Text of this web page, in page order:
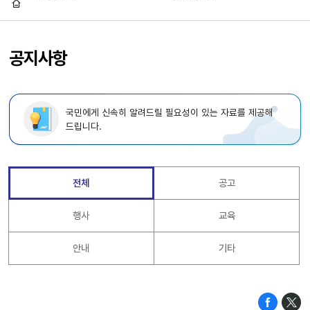
공지사항
국민에게 신속히 알려드릴 필요성이 있는 자료를 제공해
드립니다.
전체 공고
행사 교육
안내 기타